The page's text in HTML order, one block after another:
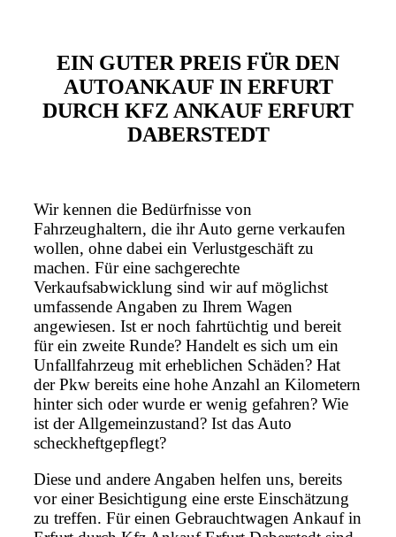
EIN GUTER PREIS FÜR DEN
AUTOANKAUF IN ERFURT
DURCH KFZ ANKAUF ERFURT
DABERSTEDT
Wir kennen die Bedürfnisse von
Fahrzeughaltern, die ihr Auto gerne verkaufen
wollen, ohne dabei ein Verlustgeschäft zu
machen. Für eine sachgerechte
Verkaufsabwicklung sind wir auf möglichst
umfassende Angaben zu Ihrem Wagen
angewiesen. Ist er noch fahrtüchtig und bereit
für ein zweite Runde? Handelt es sich um ein
Unfallfahrzeug mit erheblichen Schäden? Hat
der Pkw bereits eine hohe Anzahl an Kilometern
hinter sich oder wurde er wenig gefahren? Wie
ist der Allgemeinzustand? Ist das Auto
scheckheftgepflegt?
Diese und andere Angaben helfen uns, bereits
vor einer Besichtigung eine erste Einschätzung
zu treffen. Für einen Gebrauchtwagen Ankauf in